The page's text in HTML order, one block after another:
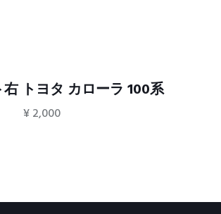
ドアミラー右 トヨタ カローラ 100